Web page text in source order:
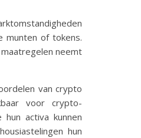
munten of tokens.
neemt
van crypto
voor crypto-
activa kunnen
hun